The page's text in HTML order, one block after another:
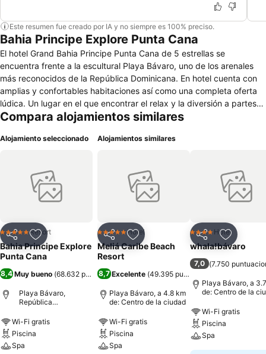
Este resumen fue creado por IA y no siempre es 100% preciso.
Bahia Principe Explore Punta Cana
El hotel Grand Bahia Principe Punta Cana de 5 estrellas se
encuentra frente a la escultural Playa Bávaro, uno de los arenales
más reconocidos de la República Dominicana. En hotel cuenta con
amplias y confortables habitaciones así como una completa oferta
lúdica. Un lugar en el que encontrar el relax y la diversión a partes
iguales.
Compara alojamientos similares
Alojamiento seleccionado
CompartirAgregar a favoritos
5 EstrellasResort
Bahia Principe Explore
Punta Cana
8,4 Muy bueno (68.632 puntuaciones)
Playa Bávaro,
República
Wi-Fi gratis
Piscina
Spa
Alojamientos similares
CompartirAgregar a favoritos
5 EstrellasHotel
Meliá Caribe Beach
Resort
8,7 Excelente (49.395 puntuaciones
Playa Bávaro, a 4.8 km
de: Centro de la ciudad
Wi-Fi gratis
Piscina
Spa
CompartirAgregar
4 EstrellasHotel
whala!bávaro
7,0 (7.750
Playa Bávaro, a
de: Centro de la
Wi-Fi gratis
Piscina
Spa